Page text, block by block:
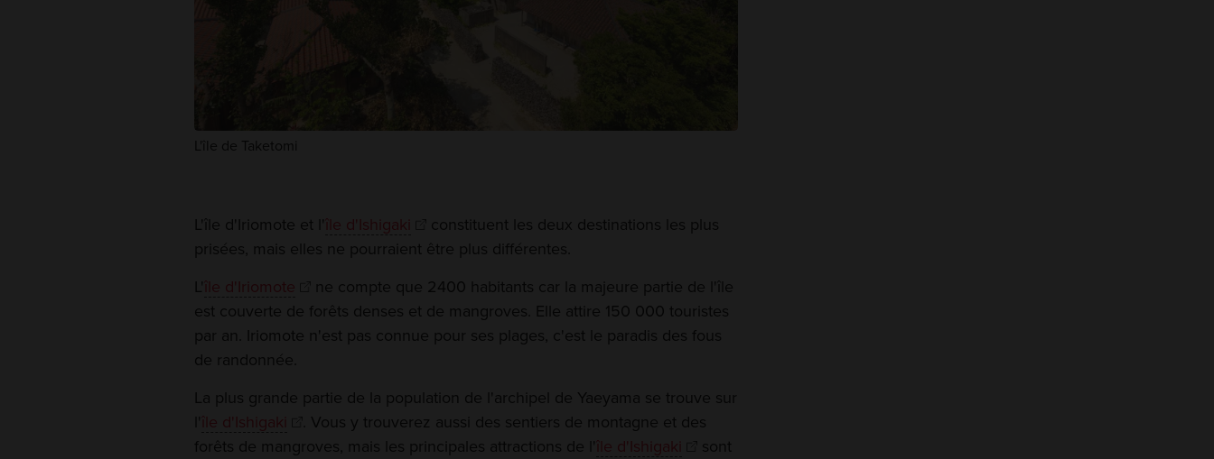
L'île de Taketomi
L'île d'Iriomote et l' île d'Ishigaki
constituent les deux destinations les plus
prisées, mais elles ne pourraient être plus différentes.
L' île d'Iriomote
ne compte que 2400 habitants car la majeure partie de l'île
est couverte de forêts denses et de mangroves. Elle attire 150 000 touristes
par an. Iriomote n'est pas connue pour ses plages, c'est le paradis des fous
de randonnée.
La plus grande partie de la population de l'archipel de Yaeyama se trouve sur
l' île d'Ishigaki
. Vous y trouverez aussi des sentiers de montagne et des
forêts de mangroves, mais les principales attractions de l' île d'Ishigaki sont